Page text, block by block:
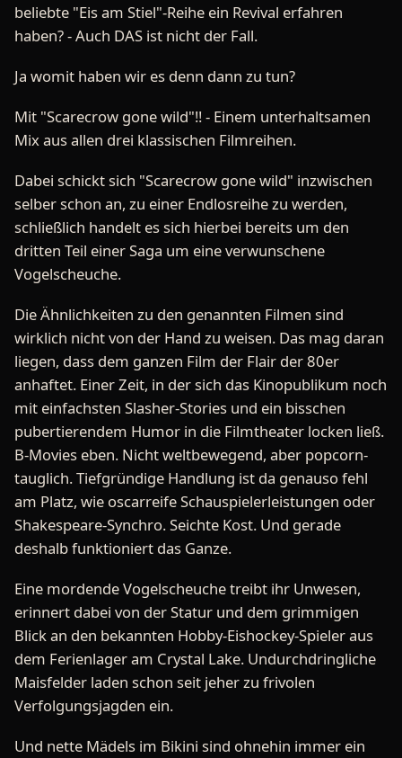
beliebte "Eis am Stiel"-Reihe ein Revival erfahren
haben? - Auch DAS ist nicht der Fall.
Ja womit haben wir es denn dann zu tun?
Mit "Scarecrow gone wild"!! - Einem unterhaltsamen
Mix aus allen drei klassischen Filmreihen.
Dabei schickt sich "Scarecrow gone wild" inzwischen
selber schon an, zu einer Endlosreihe zu werden,
schließlich handelt es sich hierbei bereits um den
dritten Teil einer Saga um eine verwunschene
Vogelscheuche.
Die Ähnlichkeiten zu den genannten Filmen sind
wirklich nicht von der Hand zu weisen. Das mag daran
liegen, dass dem ganzen Film der Flair der 80er
anhaftet. Einer Zeit, in der sich das Kinopublikum noch
mit einfachsten Slasher-Stories und ein bisschen
pubertierendem Humor in die Filmtheater locken ließ.
B-Movies eben. Nicht weltbewegend, aber popcorn-
tauglich. Tiefgründige Handlung ist da genauso fehl
am Platz, wie oscarreife Schauspielerleistungen oder
Shakespeare-Synchro. Seichte Kost. Und gerade
deshalb funktioniert das Ganze.
Eine mordende Vogelscheuche treibt ihr Unwesen,
erinnert dabei von der Statur und dem grimmigen
Blick an den bekannten Hobby-Eishockey-Spieler aus
dem Ferienlager am Crystal Lake. Undurchdringliche
Maisfelder laden schon seit jeher zu frivolen
Verfolgungsjagden ein.
Und nette Mädels im Bikini sind ohnehin immer ein